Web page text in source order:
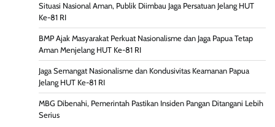
Situasi Nasional Aman, Publik Diimbau Jaga Persatuan Jelang HUT
Ke-81 RI
BMP Ajak Masyarakat Perkuat Nasionalisme dan Jaga Papua Tetap
Aman Menjelang HUT Ke-81 RI
Jaga Semangat Nasionalisme dan Kondusivitas Keamanan Papua
Jelang HUT Ke-81 RI
MBG Dibenahi, Pemerintah Pastikan Insiden Pangan Ditangani Lebih
Serius